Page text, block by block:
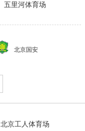
五里河体育场
北京国安
北京工人体育场